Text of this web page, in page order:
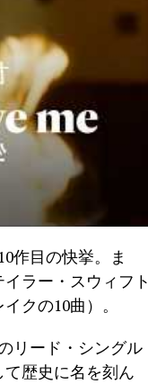
作目の快挙。ま
ラー・スウィフト
クの10曲）。
リード・シングル
歴史に名を刻ん